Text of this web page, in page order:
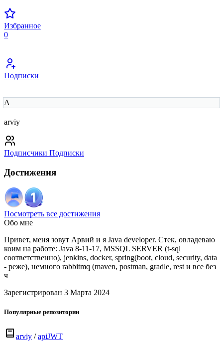
Избранное
0
Подписки
A
arviy
Подписчики Подписки
Достижения
Посмотреть все достижения
Обо мне
Привет, меня зовут Арвий и я Java developer. Стек, овладеваю
коим на работе: Java 8-11-17, MSSQL SERVER (t-sql
соответственно), jenkins, docker, spring(boot, cloud, security, data
- реже), немного rabbitmq (maven, postman, gradle, rest и все без
ч
Зарегистрирован 3 Марта 2024
Популярные репозитории
arviy /apiJWT